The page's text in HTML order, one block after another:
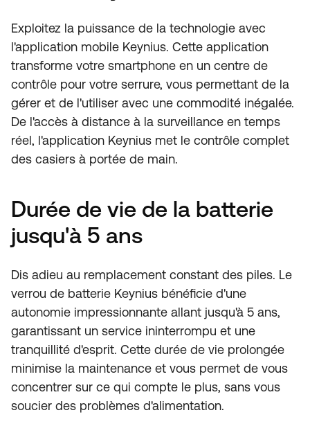
Exploitez la puissance de la technologie avec
l'application mobile Keynius. Cette application
transforme votre smartphone en un centre de
contrôle pour votre serrure, vous permettant de la
gérer et de l'utiliser avec une commodité inégalée.
De l'accès à distance à la surveillance en temps
réel, l'application Keynius met le contrôle complet
des casiers à portée de main.
Durée de vie de la batterie
jusqu'à 5 ans
Dis adieu au remplacement constant des piles. Le
verrou de batterie Keynius bénéficie d'une
autonomie impressionnante allant jusqu'à 5 ans,
garantissant un service ininterrompu et une
tranquillité d'esprit. Cette durée de vie prolongée
minimise la maintenance et vous permet de vous
concentrer sur ce qui compte le plus, sans vous
soucier des problèmes d'alimentation.